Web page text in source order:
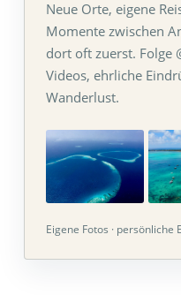
Neue Orte, eigene
Momente zwischen
dort oft zuerst. Folge
Videos, ehrliche
Wanderlust.
Eigene Fotos · persönliche